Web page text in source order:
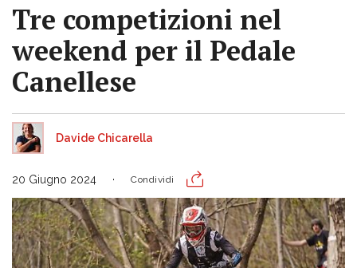
Tre competizioni nel
weekend per il Pedale
Canellese
Davide Chicarella
20 Giugno 2024 Condividi